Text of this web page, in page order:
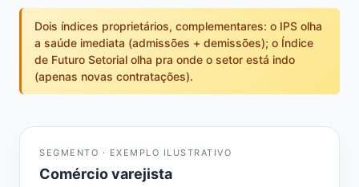
Dois índices proprietários, complementares: o IPS olha
a saúde imediata (admissões + demissões); o Índice
de Futuro Setorial olha pra onde o setor está indo
(apenas novas contratações).
SEGMENTO · EXEMPLO ILUSTRATIVO
Comércio varejista